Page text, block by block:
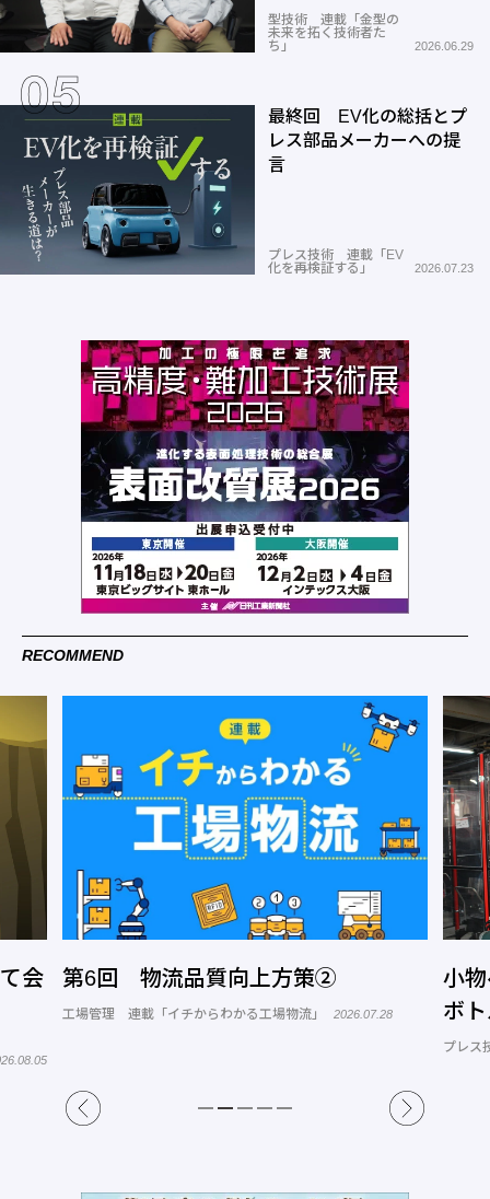
型技術 連載「金型の
未来を拓く技術者た
ち」
2026.06.29
最終回 EV化の総括とプ
レス部品メーカーへの提
言
プレス技術 連載「EV
化を再検証する」
2026.07.23
RECOMMEND
会 第6回 物流品質向上方策②
工場管理 連載「イチからわかる工場物流」 2026.07.28
小
ボ
プレス